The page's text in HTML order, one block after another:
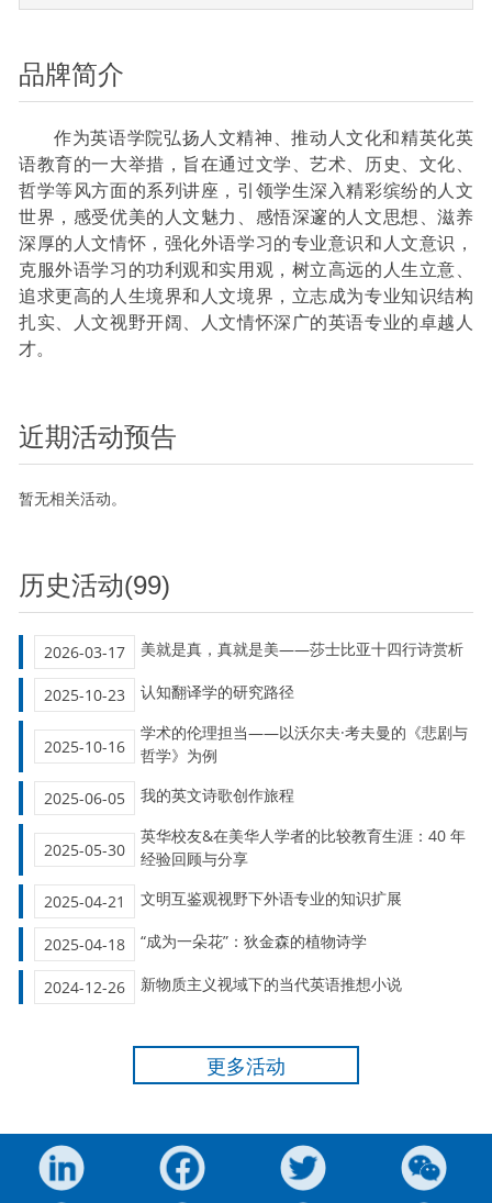
品牌简介
作为英语学院弘扬人文精神、推动人文化和精英化英
语教育的一大举措，旨在通过文学、艺术、历史、文化、
哲学等风方面的系列讲座，引领学生深入精彩缤纷的人文
世界，感受优美的人文魅力、感悟深邃的人文思想、滋养
深厚的人文情怀，强化外语学习的专业意识和人文意识，
克服外语学习的功利观和实用观，树立高远的人生立意、
追求更高的人生境界和人文境界，立志成为专业知识结构
扎实、人文视野开阔、人文情怀深广的英语专业的卓越人
才。
近期活动预告
暂无相关活动。
历史活动(99)
2026-03-17 美就是真，真就是美——莎士比亚十四行诗赏析
2025-10-23 认知翻译学的研究路径
2025-10-16
学术的伦理担当——以沃尔夫·考夫曼的《悲剧与
哲学》为例
2025-06-05 我的英文诗歌创作旅程
2025-05-30
英华校友&在美华人学者的比较教育生涯：40 年
经验回顾与分享
2025-04-21 文明互鉴观视野下外语专业的知识扩展
2025-04-18 “成为一朵花”：狄金森的植物诗学
2024-12-26 新物质主义视域下的当代英语推想小说
更多活动